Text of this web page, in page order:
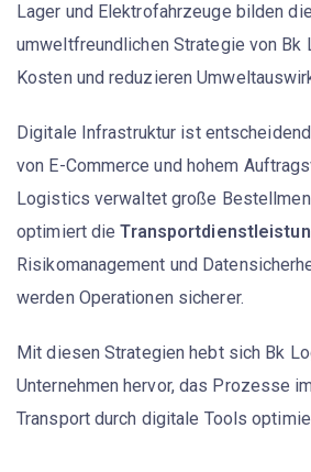
Lager und Elektrofahrzeuge bilden
umweltfreundlichen Strategie von
Kosten und reduzieren
Digitale Infrastruktur ist
von E-Commerce und hohem
Logistics verwaltet große
optimiert die
Risikomanagement und
werden Operationen sicherer.
Mit diesen Strategien hebt sich Bk
Unternehmen hervor, das Prozesse
Transport durch digitale Tools